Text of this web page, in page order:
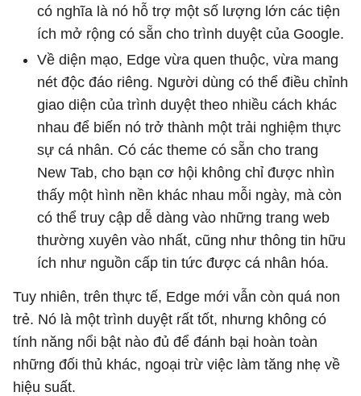
có nghĩa là nó hỗ trợ một số lượng lớn các tiện
ích mở rộng có sẵn cho trình duyệt của Google.
Về diện mạo, Edge vừa quen thuộc, vừa mang
nét độc đáo riêng. Người dùng có thể điều chỉnh
giao diện của trình duyệt theo nhiều cách khác
nhau để biến nó trở thành một trải nghiệm thực
sự cá nhân. Có các theme có sẵn cho trang
New Tab, cho bạn cơ hội không chỉ được nhìn
thấy một hình nền khác nhau mỗi ngày, mà còn
có thể truy cập dễ dàng vào những trang web
thường xuyên vào nhất, cũng như thông tin hữu
ích như nguồn cấp tin tức được cá nhân hóa.
Tuy nhiên, trên thực tế, Edge mới vẫn còn quá non
trẻ. Nó là một trình duyệt rất tốt, nhưng không có
tính năng nổi bật nào đủ để đánh bại hoàn toàn
những đối thủ khác, ngoại trừ việc làm tăng nhẹ về
hiệu suất.